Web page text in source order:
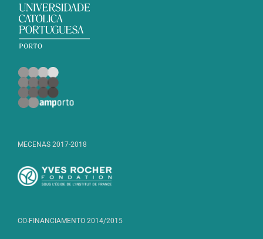
MECENAS 2017-2018
CO-FINANCIAMENTO 2014/2015